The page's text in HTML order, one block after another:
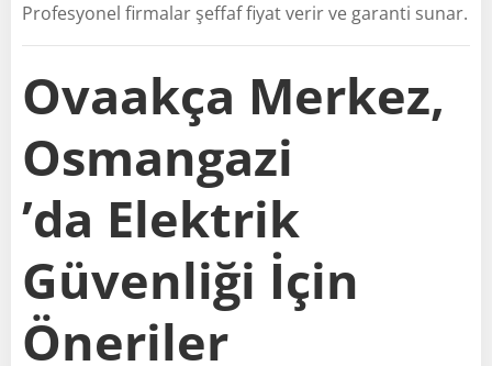
Profesyonel firmalar şeffaf fiyat verir ve garanti sunar.
Ovaakça Merkez,
Osmangazi
’da Elektrik
Güvenliği İçin
Öneriler